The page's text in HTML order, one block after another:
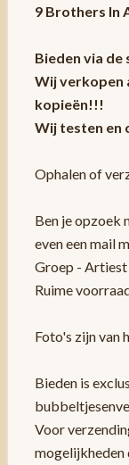
9 Brothers In
Bieden via de
Wij verkopen
kopieën!!!
Wij testen en
Ophalen of
Ben je opzoek
even een mail
Groep -
Ruime
Foto's zijn van
Bieden is
Voor
mogelijkheden